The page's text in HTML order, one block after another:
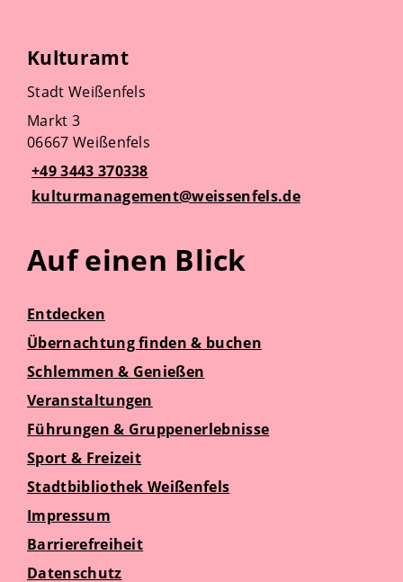
Kulturamt
Stadt Weißenfels
Markt 3
06667 Weißenfels
+49 3443 370338
kulturmanagement@weissenfels.de
Auf einen Blick
Entdecken
Übernachtung finden & buchen
Schlemmen & Genießen
Veranstaltungen
Führungen & Gruppenerlebnisse
Sport & Freizeit
Stadtbibliothek Weißenfels
Impressum
Barrierefreiheit
Datenschutz